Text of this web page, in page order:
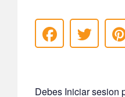
Debes Iniciar sesion